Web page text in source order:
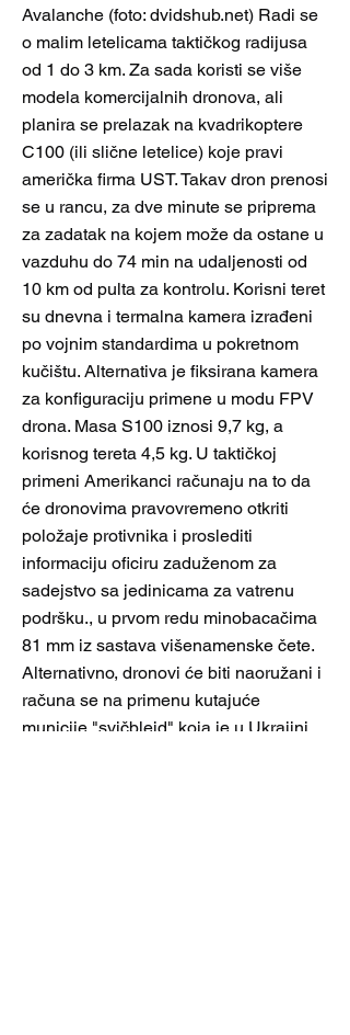
Avalanche (foto: dvidshub.net) Radi se
o malim letelicama taktičkog radijusa
od 1 do 3 km. Za sada koristi se više
modela komercijalnih dronova, ali
planira se prelazak na kvadrikoptere
C100 (ili slične letelice) koje pravi
američka firma UST. Takav dron prenosi
se u rancu, za dve minute se priprema
za zadatak na kojem može da ostane u
vazduhu do 74 min na udaljenosti od
10 km od pulta za kontrolu. Korisni teret
su dnevna i termalna kamera izrađeni
po vojnim standardima u pokretnom
kučištu. Alternativa je fiksirana kamera
za konfiguraciju primene u modu FPV
drona. Masa S100 iznosi 9,7 kg, a
korisnog tereta 4,5 kg. U taktičkoj
primeni Amerikanci računaju na to da
će dronovima pravovremeno otkriti
položaje protivnika i proslediti
informaciju oficiru zaduženom za
sadejstvo sa jedinicama za vatrenu
podršku., u prvom redu minobacačima
81 mm iz sastava višenamenske čete.
Alternativno, dronovi će biti naoružani i
računa se na primenu kutajuće
municije "svičblejd" koja je u Ukrajini